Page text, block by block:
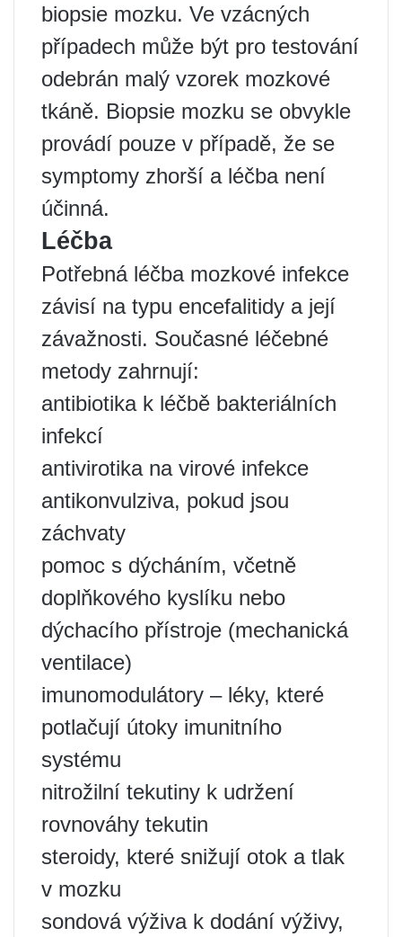
biopsie mozku. Ve vzácných
případech může být pro testování
odebrán malý vzorek mozkové
tkáně. Biopsie mozku se obvykle
provádí pouze v případě, že se
symptomy zhorší a léčba není
účinná.
Léčba
Potřebná léčba mozkové infekce
závisí na typu encefalitidy a její
závažnosti. Současné léčebné
metody zahrnují:
antibiotika k léčbě bakteriálních
infekcí
antivirotika na virové infekce
antikonvulziva, pokud jsou
záchvaty
pomoc s dýcháním, včetně
doplňkového kyslíku nebo
dýchacího přístroje (mechanická
ventilace)
imunomodulátory – léky, které
potlačují útoky imunitního
systému
nitrožilní tekutiny k udržení
rovnováhy tekutin
steroidy, které snižují otok a tlak
v mozku
sondová výživa k dodání výživy,